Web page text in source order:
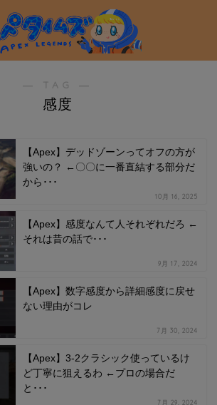
― TAG ―
感度
【Apex】デッドゾーンってオフの方が
強いの？ ←〇〇に一番直結する部分だ
から･･･
10月 16, 2025
【Apex】感度なんて人それぞれだろ ←
それは昔の話で･･･
9月 17, 2024
【Apex】数字感度から詳細感度に戻せ
ない理由がコレ
7月 30, 2024
【Apex】3-2クラシック使っているけ
ど丁寧に狙えるわ ←プロの場合だ
と･･･
7月 29, 2024